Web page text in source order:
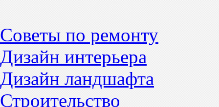
Советы по ремонту
Дизайн интерьера
Дизайн ландшафта
Строительство